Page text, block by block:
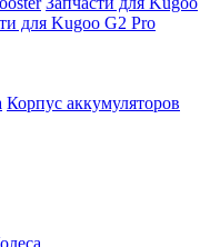
для Kugoo G2 Pro
Корпус аккумуляторов